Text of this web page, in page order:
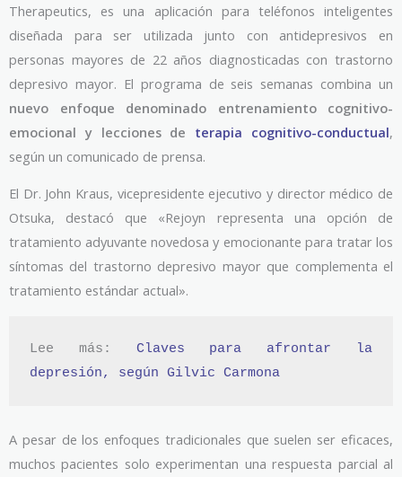
Therapeutics, es una aplicación para teléfonos inteligentes
diseñada para ser utilizada junto con antidepresivos en
personas mayores de 22 años diagnosticadas con trastorno
depresivo mayor. El programa de seis semanas combina un
nuevo enfoque denominado entrenamiento cognitivo-
emocional y lecciones de terapia cognitivo-conductual,
según un comunicado de prensa.
El Dr. John Kraus, vicepresidente ejecutivo y director médico de
Otsuka, destacó que «Rejoyn representa una opción de
tratamiento adyuvante novedosa y emocionante para tratar los
síntomas del trastorno depresivo mayor que complementa el
tratamiento estándar actual».
Lee más: Claves para afrontar la
depresión, según Gilvic Carmona
A pesar de los enfoques tradicionales que suelen ser eficaces,
muchos pacientes solo experimentan una respuesta parcial al